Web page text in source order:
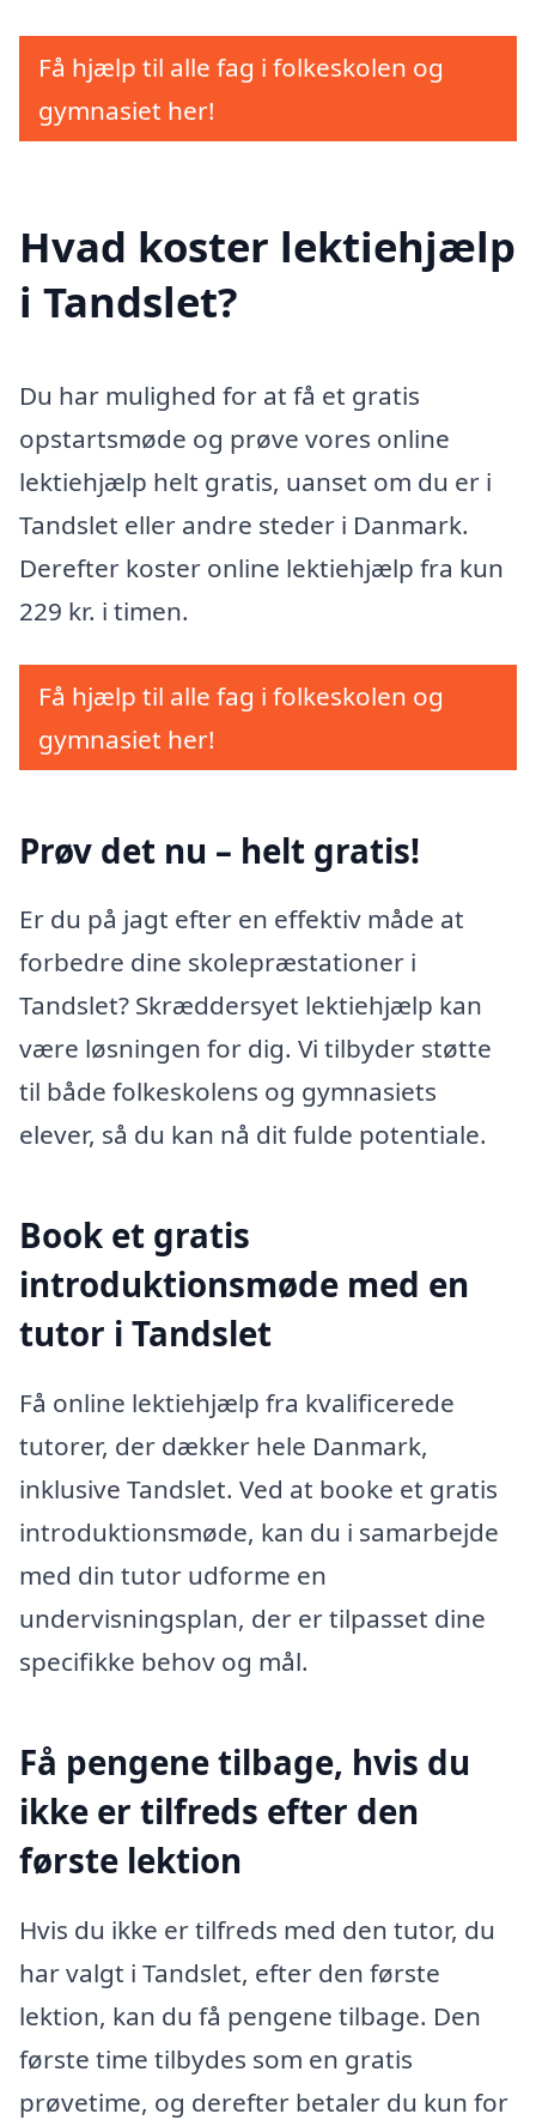
Få hjælp til alle fag i folkeskolen og
gymnasiet her!
Hvad koster lektiehjælp
i Tandslet?
Du har mulighed for at få et gratis
opstartsmøde og prøve vores online
lektiehjælp helt gratis, uanset om du er i
Tandslet eller andre steder i Danmark.
Derefter koster online lektiehjælp fra kun
229 kr. i timen.
Få hjælp til alle fag i folkeskolen og
gymnasiet her!
Prøv det nu – helt gratis!
Er du på jagt efter en effektiv måde at
forbedre dine skolepræstationer i
Tandslet? Skræddersyet lektiehjælp kan
være løsningen for dig. Vi tilbyder støtte
til både folkeskolens og gymnasiets
elever, så du kan nå dit fulde potentiale.
Book et gratis
introduktionsmøde med en
tutor i Tandslet
Få online lektiehjælp fra kvalificerede
tutorer, der dækker hele Danmark,
inklusive Tandslet. Ved at booke et gratis
introduktionsmøde, kan du i samarbejde
med din tutor udforme en
undervisningsplan, der er tilpasset dine
specifikke behov og mål.
Få pengene tilbage, hvis du
ikke er tilfreds efter den
første lektion
Hvis du ikke er tilfreds med den tutor, du
har valgt i Tandslet, efter den første
lektion, kan du få pengene tilbage. Den
første time tilbydes som en gratis
prøvetime, og derefter betaler du kun for